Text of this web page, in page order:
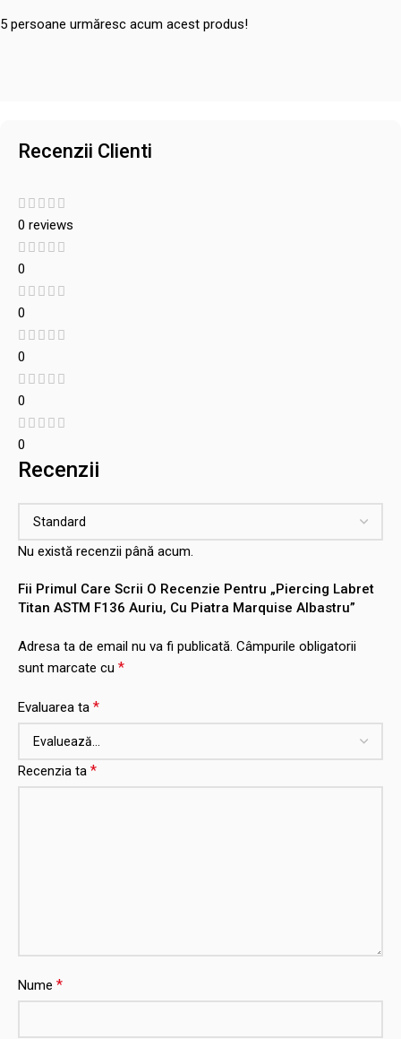
5 persoane urmăresc acum acest produs!
Recenzii Clienti
0 reviews
0
0
0
0
0
Recenzii
Nu există recenzii până acum.
Fii Primul Care Scrii O Recenzie Pentru „Piercing Labret
Titan ASTM F136 Auriu, Cu Piatra Marquise Albastru”
Adresa ta de email nu va fi publicată. Câmpurile obligatorii
sunt marcate cu *
Evaluarea ta *
Recenzia ta *
Nume *